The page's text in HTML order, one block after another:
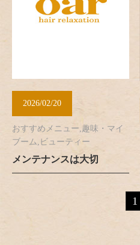
2026/02/20
おすすめメニュー,趣味・マイ
ブーム,ビューティー
メンテナンスは大切
1